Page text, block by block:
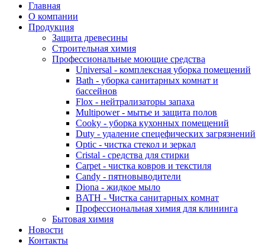
Главная
О компании
Продукция
Защита древесины
Строительная химия
Профессиональные моющие средства
Universal - комплексная уборка помещений
Bath - уборка санитарных комнат и
бассейнов
Flox - нейтрализаторы запаха
Multipower - мытье и защита полов
Cooky - уборка кухонных помещений
Duty - удаление спецефических загрязнений
Optic - чистка стекол и зеркал
Cristal - средства для стирки
Carpet - чистка ковров и текстиля
Candy - пятновыводители
Diona - жидкое мыло
BATH - Чистка санитарных комнат
Профессиональная химия для клининга
Бытовая химия
Новости
Контакты